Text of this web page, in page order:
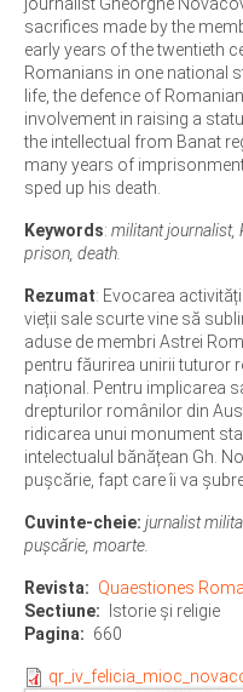
sacrifices made by the
early years of the twentieth
Romanians in one national
life, the defence of
involvement in raising a
the intellectual from Banat
many years of
sped up his death.
Keywords: militant journalist,
prison, death.
Rezumat: Evocarea
vieții sale scurte vine să
aduse de membri Astrei
pentru făurirea unirii tuturor
național. Pentru implicarea
drepturilor românilor din
ridicarea unui monument
intelectualul bănățean Gh.
pușcărie, fapt care îi va
Cuvinte-cheie: jurnalist
pușcărie, moarte.
Revista
Quaestiones
Sectiune
Istorie şi religie
Pagina
660